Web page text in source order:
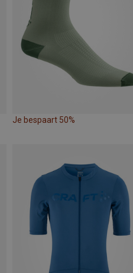
Je bespaart 50%